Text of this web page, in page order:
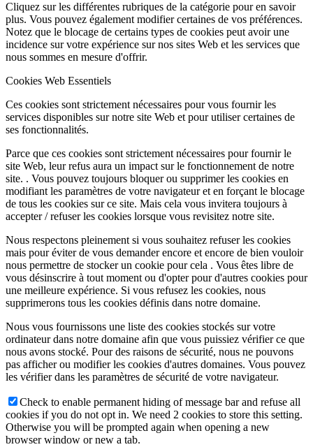
Cliquez sur les différentes rubriques de la catégorie pour en savoir
plus. Vous pouvez également modifier certaines de vos préférences.
Notez que le blocage de certains types de cookies peut avoir une
incidence sur votre expérience sur nos sites Web et les services que
nous sommes en mesure d'offrir.
Cookies Web Essentiels
Ces cookies sont strictement nécessaires pour vous fournir les
services disponibles sur notre site Web et pour utiliser certaines de
ses fonctionnalités.
Parce que ces cookies sont strictement nécessaires pour fournir le
site Web, leur refus aura un impact sur le fonctionnement de notre
site. . Vous pouvez toujours bloquer ou supprimer les cookies en
modifiant les paramètres de votre navigateur et en forçant le blocage
de tous les cookies sur ce site. Mais cela vous invitera toujours à
accepter / refuser les cookies lorsque vous revisitez notre site.
Nous respectons pleinement si vous souhaitez refuser les cookies
mais pour éviter de vous demander encore et encore de bien vouloir
nous permettre de stocker un cookie pour cela . Vous êtes libre de
vous désinscrire à tout moment ou d'opter pour d'autres cookies pour
une meilleure expérience. Si vous refusez les cookies, nous
supprimerons tous les cookies définis dans notre domaine.
Nous vous fournissons une liste des cookies stockés sur votre
ordinateur dans notre domaine afin que vous puissiez vérifier ce que
nous avons stocké. Pour des raisons de sécurité, nous ne pouvons
pas afficher ou modifier les cookies d'autres domaines. Vous pouvez
les vérifier dans les paramètres de sécurité de votre navigateur.
Check to enable permanent hiding of message bar and refuse all
cookies if you do not opt in. We need 2 cookies to store this setting.
Otherwise you will be prompted again when opening a new
browser window or new a tab.